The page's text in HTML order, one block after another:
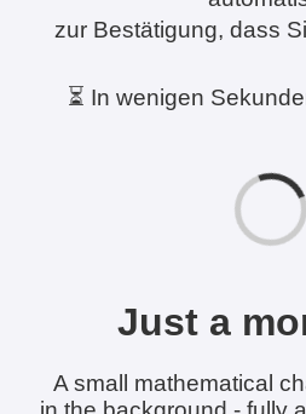
zur Bestätigung, dass
⏳ In wenigen
Just a
A small mathematical